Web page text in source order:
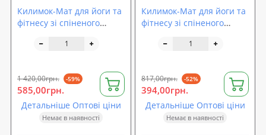
Килимок-Мат для йоги та
фітнесу зі спіненого
Ironmaster (IR97506)
1 420,00грн. -59%
585,00грн.
Детальніше Оптові ціни
Немає в наявності
Килимок-Мат для йоги та
фітнесу зі спіненого
173х60см товщина 1см
817,00грн. -52%
394,00грн.
Детальніше Оптові ціни
Немає в наявності